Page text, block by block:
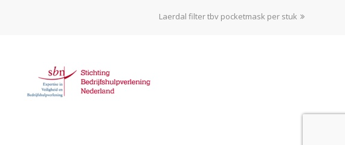
next
Laerdal filter tbv pocketmask per stuk